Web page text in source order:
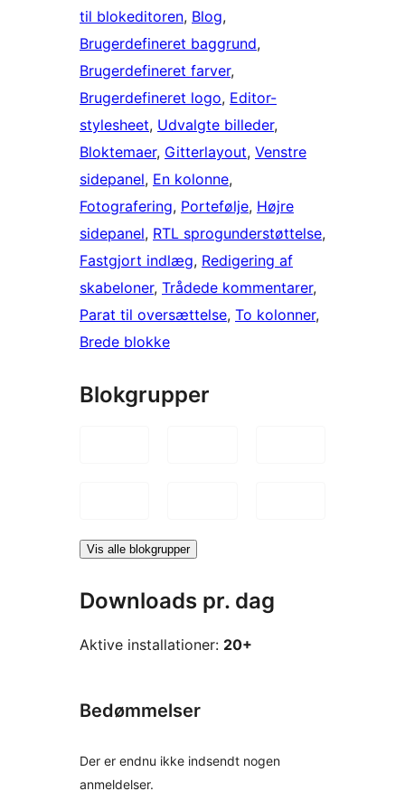
til blokeditoren, Blog
Brugerdefineret baggrund
Brugerdefineret farver
Brugerdefineret logo, Editor-
stylesheet, Udvalgte billeder
Bloktemaer, Gitterlayout, Venstre
sidepanel, En kolonne
Fotografering, Portefølje, Højre
sidepanel, RTL sprogunderstøttelse
Fastgjort indlæg, Redigering af
skabeloner, Trådede kommentarer
Parat til oversættelse, To kolonner
Brede blokke
Blokgrupper
Vis alle blokgrupper
Downloads pr. dag
Aktive installationer: 20+
Bedømmelser
Der er endnu ikke indsendt nogen
anmeldelser.